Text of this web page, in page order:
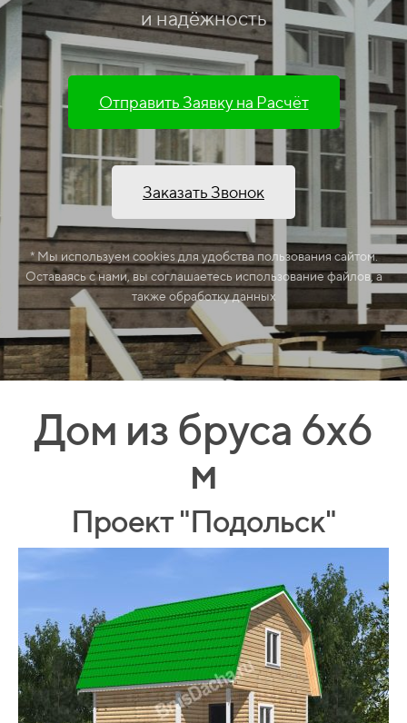
и надёжность
Отправить Заявку на Расчёт
Заказать Звонок
* Мы используем cookies для удобства пользования сайтом.
Оставаясь с нами, вы соглашаетесь использование файлов, а
также обработку данных
Дом из бруса 6х6
м
Проект "Подольск"